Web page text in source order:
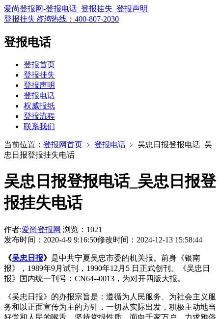
爱尚登报网-登报电话_登报挂失_登报声明
登报挂失咨询热线： 400-807-2030
登报电话
登报首页
登报挂失
登报声明
登报电话
权威报纸
登报流程
联系我们
当前位置： 登报网首页 ﹥ 登报电话 ﹥ 吴忠日报登报电话_吴
忠日报登报挂失电话
吴忠日报登报电话_吴忠日报登
报挂失电话
作者:爱尚登报网 浏览：1021
发布时间：2020-4-9 9:16:50修改时间：2024-12-13 15:58:44
《吴忠日报》 是中共宁夏吴忠市委的机关报。前身《银南
报》，1989年9月试刊，1990年12月5 日正式创刊。《吴忠日
报》国内统一刊号：CN64--0013，为对开四版大报。
《吴忠日报》的办报宗旨是：遵循为人民服务、为社会主义服
务和以正面宣传为主的方针，一切从实际出发，积极主动地当
好党和人民的喉舌，坚持党报性质，面向千家万户，力求雅俗